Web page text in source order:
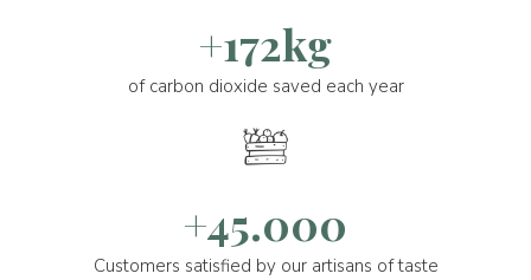
+172kg
of carbon dioxide saved each year
+45.000
Customers satisfied by our artisans of taste